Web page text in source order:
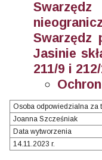
Swarzędz
Jasinie
211/9 i
Osoba odpowiedzialna za
Joanna Szcześniak
Data wytworzenia
14.11.2023 r.